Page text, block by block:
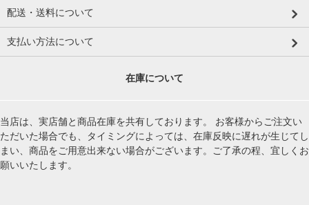
配送・送料について
支払い方法について
在庫について
当店は、実店舗と商品在庫を共有しております。 お客様からご注文い
ただいた場合でも、タイミングによっては、在庫反映に遅れが生じてし
まい、商品をご用意出来ない場合がございます。ご了承の程、宜しくお
願いいたします。